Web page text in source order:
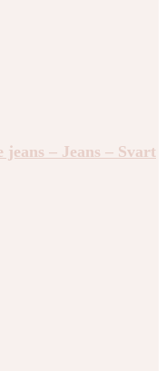
– Jeans – Svart